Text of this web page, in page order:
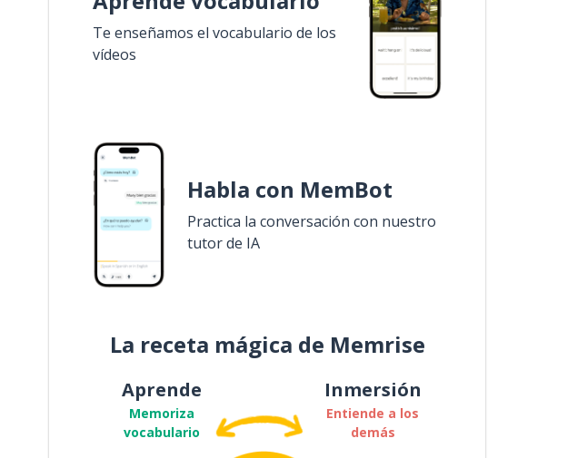
Te enseñamos el vocabulario de los
vídeos
Habla con MemBot
Practica la conversación con nuestro
tutor de IA
La receta mágica de Memrise
Aprende
Memoriza
vocabulario
Inmersión
Entiende a los
demás